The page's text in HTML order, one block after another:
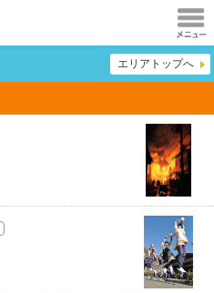
メニュ
ー
エリアトップへ